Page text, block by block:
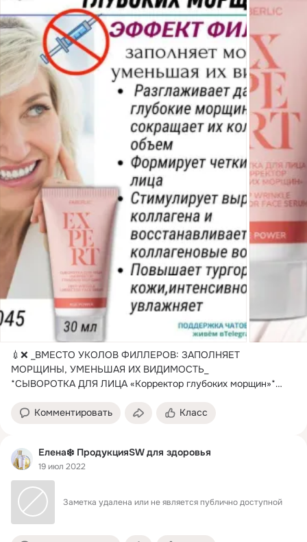
💉❌ _ВМЕСТО УКОЛОВ ФИЛЛЕРОВ: ЗАПОЛНЯЕТ
МОРЩИНЫ, УМЕНЬШАЯ ИХ ВИДИМОСТЬ_
*CЫВОРОТКА ДЛЯ ЛИЦА «Корректор глубоких морщин»*
Комментировать
Класс
Елена❄️ ПродукцияSW для здоровья
19 июл 2022
Заметка удалена или не является публично доступной